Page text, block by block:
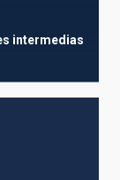
intermedias